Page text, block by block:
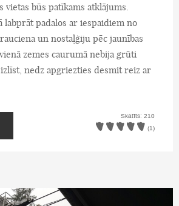
vietas būs patīkams atklājums.
labprāt padalos ar iespaidiem no
un nostaļģiju pēc jaunības
zemes caurumā nebija grūti
nedz apgriezties desmit reiz ar
Skatīts: 210
(1)